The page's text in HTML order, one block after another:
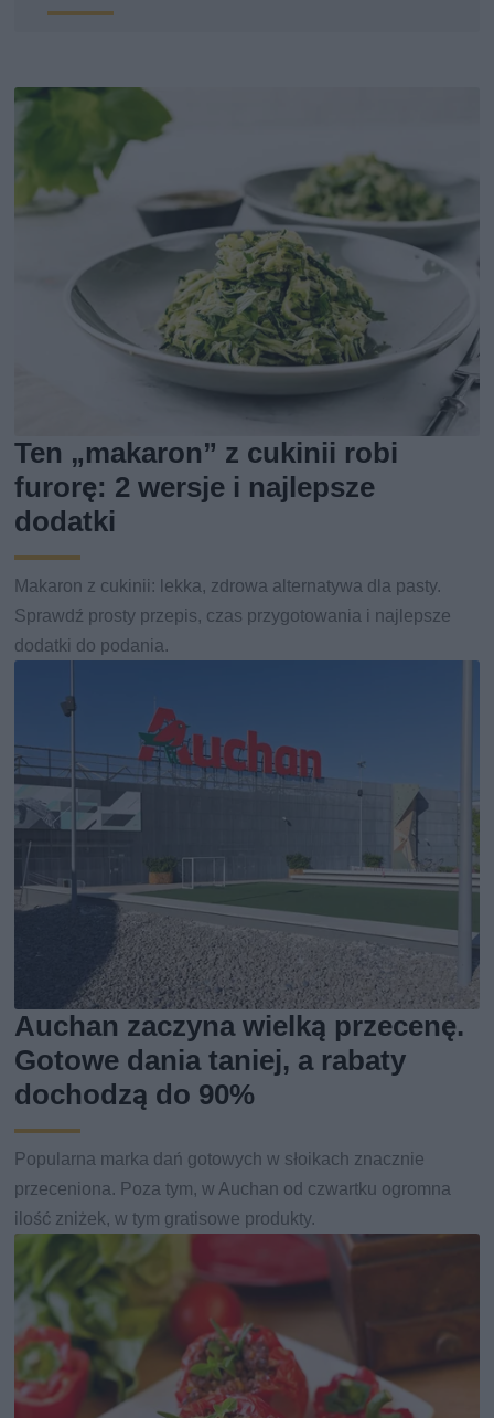
Ten „makaron” z cukinii robi
furorę: 2 wersje i najlepsze
dodatki
Makaron z cukinii: lekka, zdrowa alternatywa dla pasty.
Sprawdź prosty przepis, czas przygotowania i najlepsze
dodatki do podania.
Auchan zaczyna wielką przecenę.
Gotowe dania taniej, a rabaty
dochodzą do 90%
Popularna marka dań gotowych w słoikach znacznie
przeceniona. Poza tym, w Auchan od czwartku ogromna
ilość zniżek, w tym gratisowe produkty.